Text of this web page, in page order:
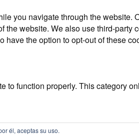
él, aceptas su uso.
you navigate through the
website. We also use third-
the option to opt-out of these
to function properly. This category
to function and is used